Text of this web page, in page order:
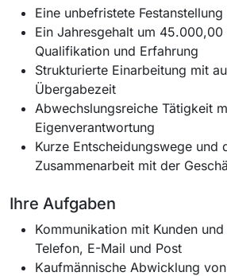
Eine unbefristete
Ein Jahresgehalt um
Qualifikation und Erfahrung
Strukturierte Einarbeitung mit
Übergabezeit
Abwechslungsreiche Tätigkeit
Eigenverantwortung
Kurze Entscheidungswege und
Zusammenarbeit mit der
Ihre Aufgaben
Kommunikation mit Kunden
Telefon, E-Mail und Post
Kaufmännische Abwicklung